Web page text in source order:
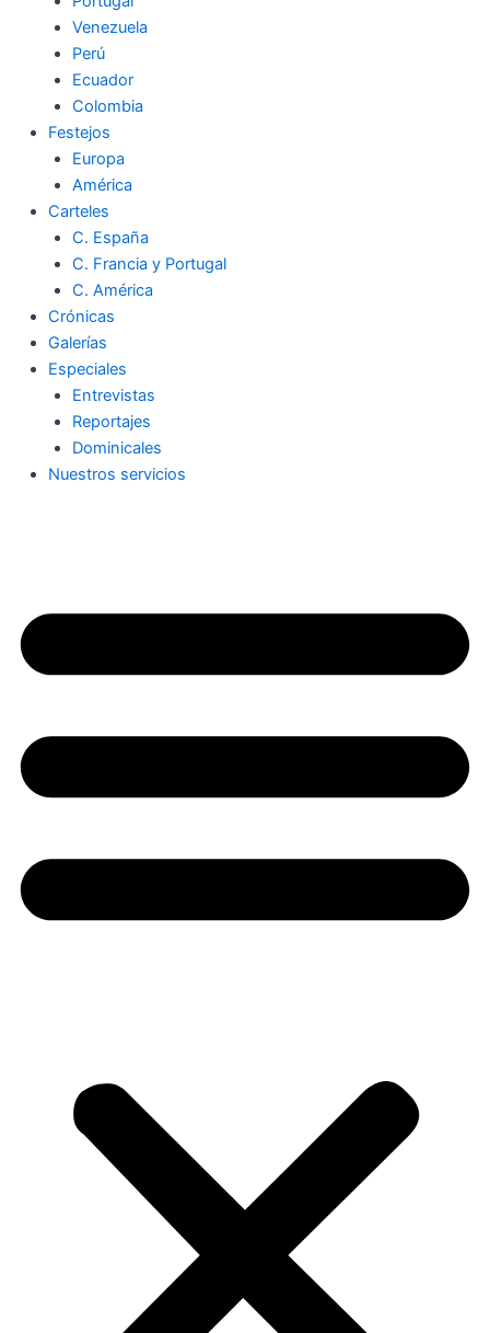
Venezuela
Perú
Ecuador
Colombia
Festejos
Europa
América
Carteles
C. España
C. Francia y Portugal
C. América
Crónicas
Galerías
Especiales
Entrevistas
Reportajes
Dominicales
Nuestros servicios